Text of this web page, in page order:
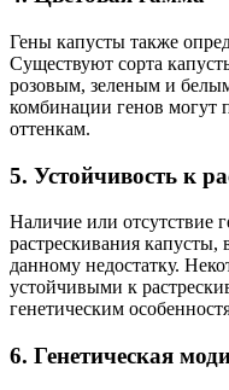
Гены капусты также
Существуют сорта
розовым, зеленым и
комбинации генов могут
оттенкам.
5. Устойчивость к
Наличие или отсутствие
растрескивания капусты,
данному недостатку.
устойчивыми к
генетическим
6. Генетическая